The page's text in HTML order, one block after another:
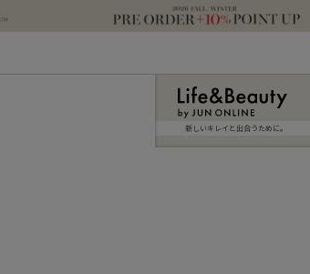
新しいキレイと出合うために。